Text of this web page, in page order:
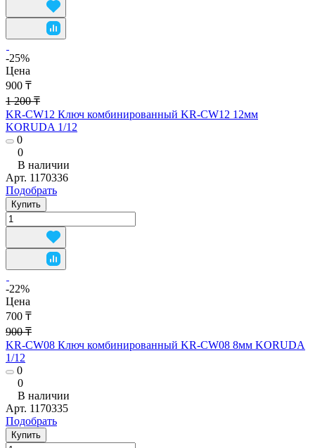
-25%
Цена
900 ₸
1 200 ₸
KR-CW12 Ключ комбинированный KR-CW12 12мм
KORUDA 1/12
0
0
В наличии
Арт. 1170336
Подобрать
Купить
-22%
Цена
700 ₸
900 ₸
KR-CW08 Ключ комбинированный KR-CW08 8мм KORUDA
1/12
0
0
В наличии
Арт. 1170335
Подобрать
Купить